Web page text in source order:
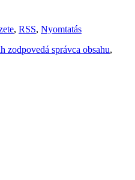
, RSS, Nyomtatás
zodpovedá správca obsahu,